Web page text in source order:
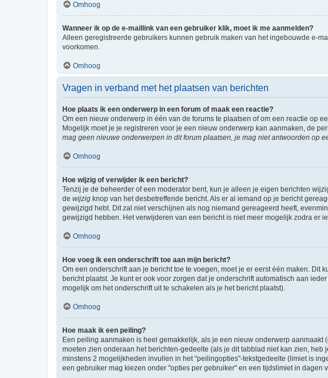
Omhoog
Wanneer ik op de e-maillink van een gebruiker klik, moet ik me aanmelden?
Alleen geregistreerde gebruikers kunnen gebruik maken van het ingebouwde e-
voorkomen.
Omhoog
Vragen in verband met het plaatsen van berichten
Hoe plaats ik een onderwerp in een forum of maak een reactie?
Om een nieuw onderwerp in één van de forums te plaatsen of om een reactie op
Mogelijk moet je je registreren voor je een nieuw onderwerp kan aanmaken, de
mag geen nieuwe onderwerpen in dit forum plaatsen, je mag niet antwoorden op
Omhoog
Hoe wijzig of verwijder ik een bericht?
Tenzij je de beheerder of een moderator bent, kun je alleen je eigen berichten
de wijzig knop van het desbetreffende bericht. Als er al iemand op je bericht
gewijzigd hebt. Dit zal niet verschijnen als nog niemand gereageerd heeft,
gewijzigd hebben. Het verwijderen van een bericht is niet meer mogelijk zodra er
Omhoog
Hoe voeg ik een onderschrift toe aan mijn bericht?
Om een onderschrift aan je bericht toe te voegen, moet je er eerst één maken.
bericht plaatst. Je kunt er ook voor zorgen dat je onderschrift automatisch aan
mogelijk om het onderschrift uit te schakelen als je het bericht plaatst).
Omhoog
Hoe maak ik een peiling?
Een peiling aanmaken is heel gemakkelijk, als je een nieuw onderwerp
moeten zien onderaan het berichten-gedeelte (als je dit tabblad niet kan zien,
minstens 2 mogelijkheden invullen in het "peilingopties"-tekstgedeelte (limiet is
een gebruiker mag kiezen onder "opties per gebruiker" en een tijdslimiet in